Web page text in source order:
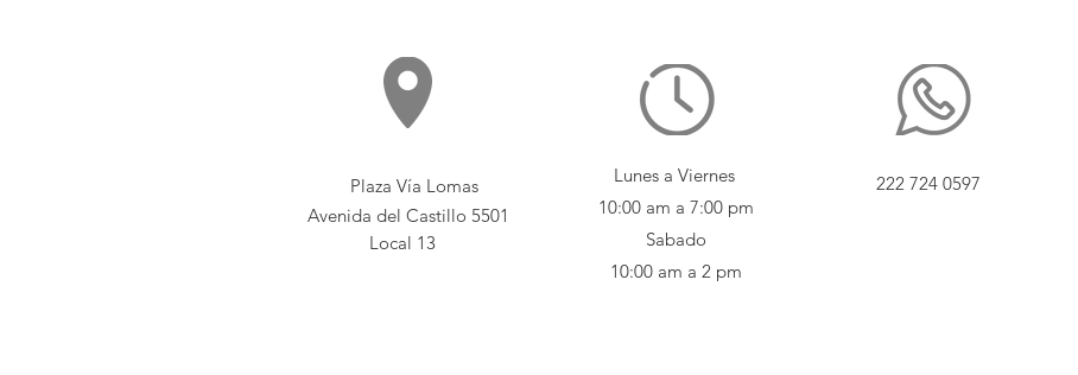
Plaza Vía Lomas
Avenida del Castillo 5501
Local 13
Lunes a Viernes
10:00 am a 7:00 pm
Sabado
10:00 am a 2 pm
222 724 0597